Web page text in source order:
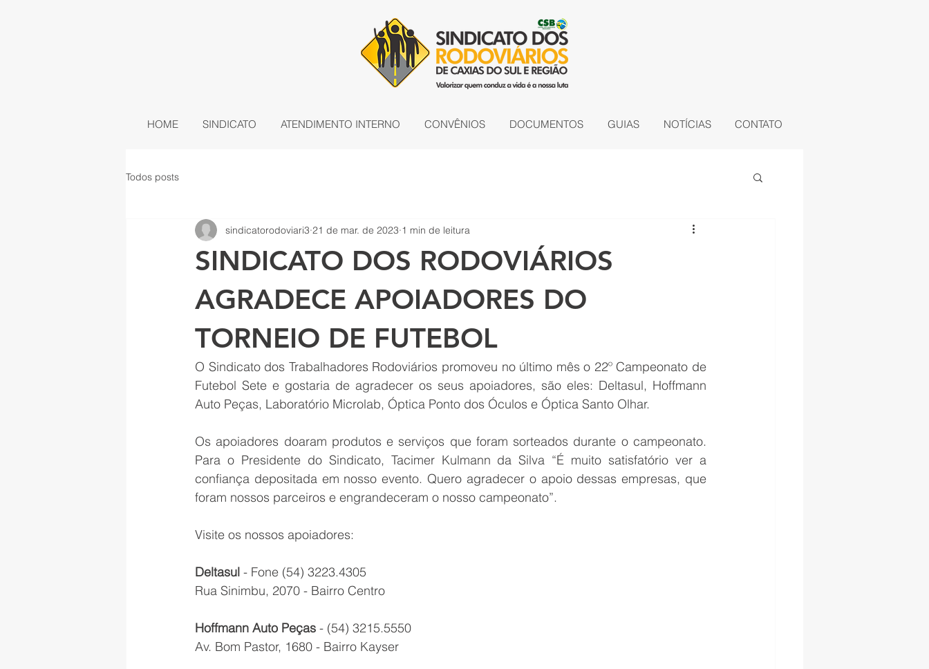
HOME SINDICATO ATENDIMENTO INTERNO CONVÊNIOS DOCUMENTOS GUIAS NOTÍCIAS CONTATO
Todos posts
SINDICATO DOS RODOVIÁRIOS
AGRADECE APOIADORES DO
TORNEIO DE FUTEBOL
sindicatorodoviari3 21 de mar. de 2023 1 min de leitura
O Sindicato dos Trabalhadores Rodoviários promoveu no último mês o 22º Campeonato de
Futebol Sete e gostaria de agradecer os seus apoiadores, são eles: Deltasul, Hoffmann
Auto Peças, Laboratório Microlab, Óptica Ponto dos Óculos e Óptica Santo Olhar.
Os apoiadores doaram produtos e serviços que foram sorteados durante o campeonato.
Para o Presidente do Sindicato, Tacimer Kulmann da Silva “É muito satisfatório ver a
confiança depositada em nosso evento. Quero agradecer o apoio dessas empresas, que
foram nossos parceiros e engrandeceram o nosso campeonato”.
Visite os nossos apoiadores:
Deltasul - Fone (54) 3223.4305
Rua Sinimbu, 2070 - Bairro Centro
Hoffmann Auto Peças - (54) 3215.5550
Av. Bom Pastor, 1680 - Bairro Kayser